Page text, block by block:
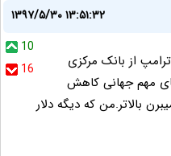
۱۳۹۷/۵/۳۰ ۱۳:۵۱:۳۲
10
16
از بانک مرکزی
مهم جهانی کاهش
بالاتر.من که دیگه دلار